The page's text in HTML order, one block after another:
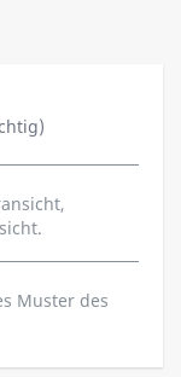
Muster des